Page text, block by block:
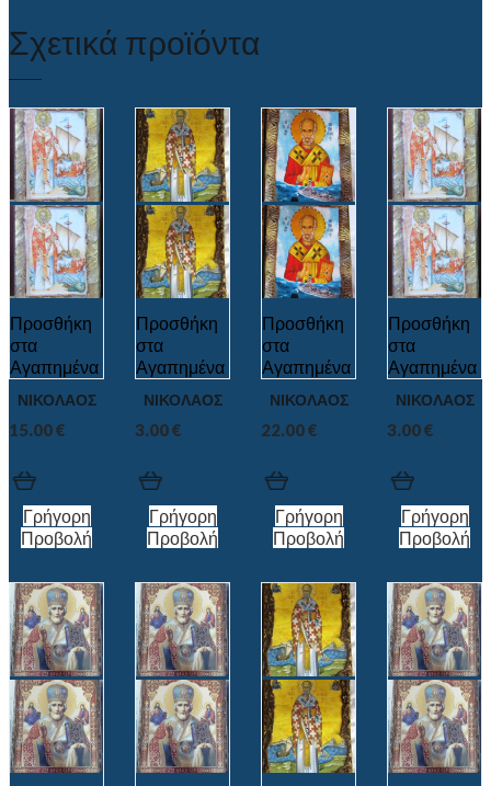
Σχετικά προϊόντα
Προσθήκη
στα
Αγαπημένα
ΝΙΚΟΛΑΟΣ
15.00€
Γρήγορη
Προβολή
Προσθήκη
στα
Αγαπημένα
ΝΙΚΟΛΑΟΣ
3.00€
Γρήγορη
Προβολή
Προσθήκη
στα
Αγαπημένα
ΝΙΚΟΛΑΟΣ
22.00€
Γρήγορη
Προβολή
Προσθήκη
στα
Αγαπημένα
ΝΙΚΟΛΑΟΣ
3.00€
Γρήγορη
Προβολή